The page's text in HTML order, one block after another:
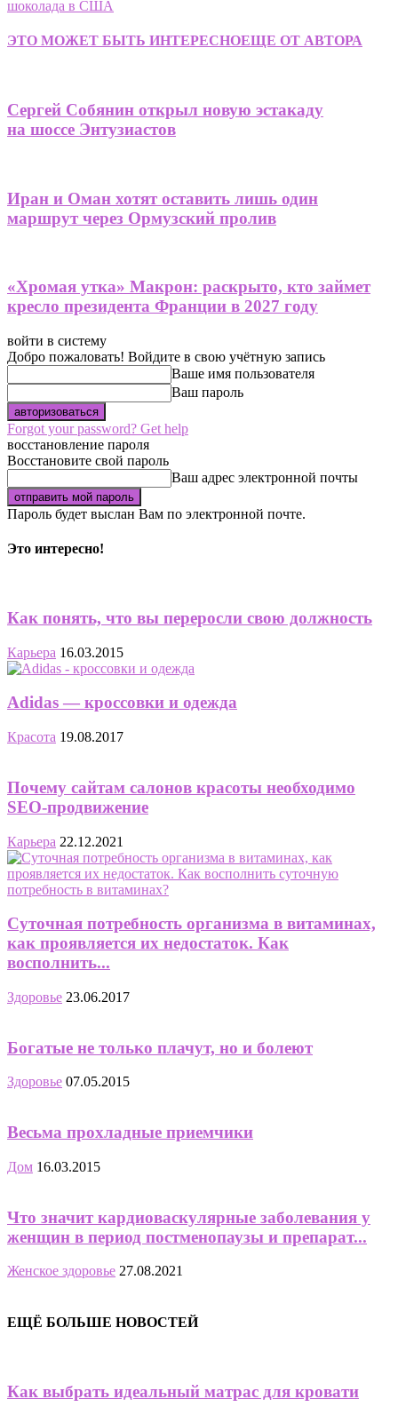
шоколада в США
ЭТО МОЖЕТ БЫТЬ ИНТЕРЕСНОЕЩЕ ОТ АВТОРА
Сергей Собянин открыл новую эстакаду
на шоссе Энтузиастов
Иран и Оман хотят оставить лишь один
маршрут через Ормузский пролив
«Хромая утка» Макрон: раскрыто, кто займет
кресло президента Франции в 2027 году
войти в систему
Добро пожаловать! Войдите в свою учётную запись
Ваше имя пользователя
Ваш пароль
Forgot your password? Get help
восстановление пароля
Восстановите свой пароль
Ваш адрес электронной почты
Пароль будет выслан Вам по электронной почте.
Это интересно!
Как понять, что вы переросли свою должность
Карьера 16.03.2015
Adidas — кроссовки и одежда
Красота 19.08.2017
Почему сайтам салонов красоты необходимо
SEO-продвижение
Карьера 22.12.2021
Суточная потребность организма в витаминах,
как проявляется их недостаток. Как
восполнить...
Здоровье 23.06.2017
Богатые не только плачут, но и болеют
Здоровье 07.05.2015
Весьма прохладные приемчики
Дом 16.03.2015
Что значит кардиоваскулярные заболевания у
женщин в период постменопаузы и препарат...
Женское здоровье 27.08.2021
ЕЩЁ БОЛЬШЕ НОВОСТЕЙ
Как выбрать идеальный матрас для кровати